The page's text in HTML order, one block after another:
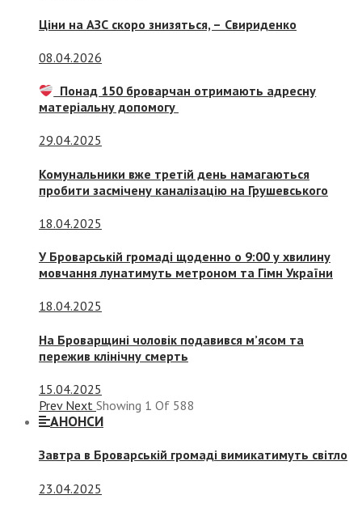
Ціни на АЗС скоро знизяться, – Свириденко
08.04.2026
Понад 150 броварчан отримають адресну
матеріальну допомогу
29.04.2025
Комунальники вже третій день намагаються
пробити засмічену каналізацію на Грушевського
18.04.2025
У Броварській громаді щоденно о 9:00 у хвилину
мовчання лунатимуть метроном та Гімн України
18.04.2025
На Броварщині чоловік подавився м’ясом та
пережив клінічну смерть
15.04.2025
Prev Next Showing 1 Of 588
АНОНСИ
Завтра в Броварській громаді вимикатимуть світло
23.04.2025